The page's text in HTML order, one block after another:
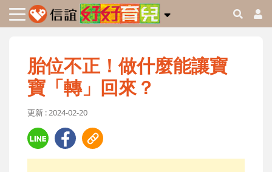
胎位不正！做什麼能讓寶
寶「轉」回來？
更新 : 2024-02-20